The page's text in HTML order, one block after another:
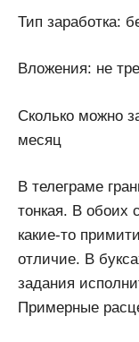
Тип заработка:
Вложения: не
Сколько можно
месяц
В телеграме
тонкая. В обоих
какие-то
отличие. В
задания
Примерные